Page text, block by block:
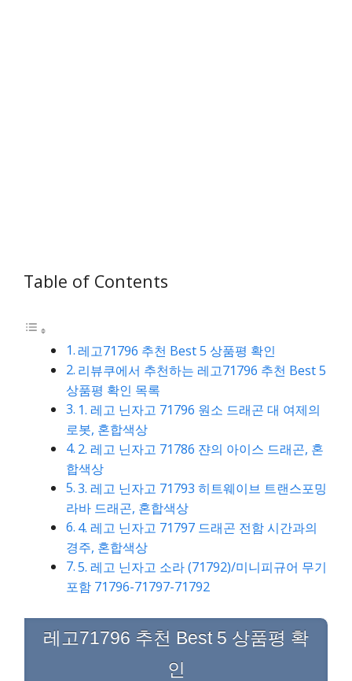
Table of Contents
레고71796 추천 Best 5 상품평 확인
리뷰쿠에서 추천하는 레고71796 추천 Best 5
상품평 확인 목록
1. 레고 닌자고 71796 원소 드래곤 대 여제의
로봇, 혼합색상
2. 레고 닌자고 71786 쟌의 아이스 드래곤, 혼
합색상
3. 레고 닌자고 71793 히트웨이브 트랜스포밍
라바 드래곤, 혼합색상
4. 레고 닌자고 71797 드래곤 전함 시간과의
경주, 혼합색상
5. 레고 닌자고 소라 (71792)/미니피규어 무기
포함 71796-71797-71792
레고71796 추천 Best 5 상품평 확
인